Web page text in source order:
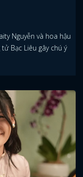
Nguyễn và hoa hậu
Bạc Liêu gây chú ý